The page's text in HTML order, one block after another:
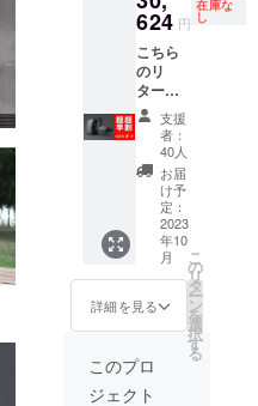
リター
ン価格
には消
費税と
送料を
含みま
す。
624 円
在庫な
し
こちら
のリ
ターン
では、
「Snap
Pack」
1点 税
込価格
32450
「Snap
Sling」
1点 税
込価格
20350
円 合計
52800
円のと
ころを
支援
者：
40人
お届
け予
定：
2023
年10
月
詳細を見る
こ
の
リ
タ
ー
ン
を
選
択
す
る
このプロ
ジェクト